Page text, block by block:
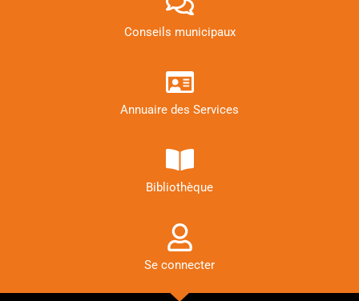
Conseils municipaux
Annuaire des Services
Bibliothèque
Se connecter